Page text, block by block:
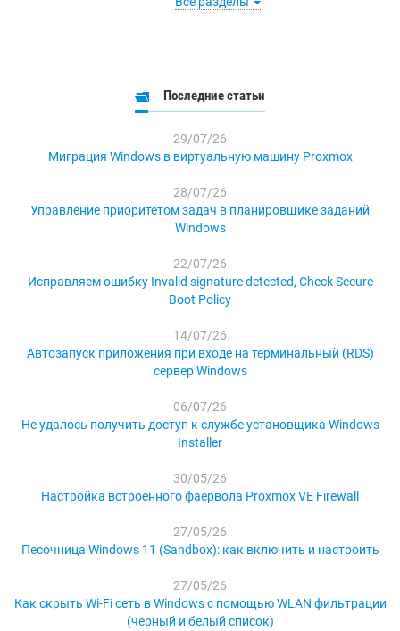
Последние статьи
29/07/26
Миграция Windows в виртуальную машину Proxmox
28/07/26
Управление приоритетом задач в планировщике заданий
Windows
22/07/26
Исправляем ошибку Invalid signature detected, Check Secure
Boot Policy
14/07/26
Автозапуск приложения при входе на терминальный (RDS)
сервер Windows
06/07/26
Не удалось получить доступ к службе установщика Windows
Installer
30/05/26
Настройка встроенного фаервола Proxmox VE Firewall
27/05/26
Песочница Windows 11 (Sandbox): как включить и настроить
27/05/26
Как скрыть Wi-Fi сеть в Windows с помощью WLAN фильтрации
(черный и белый список)